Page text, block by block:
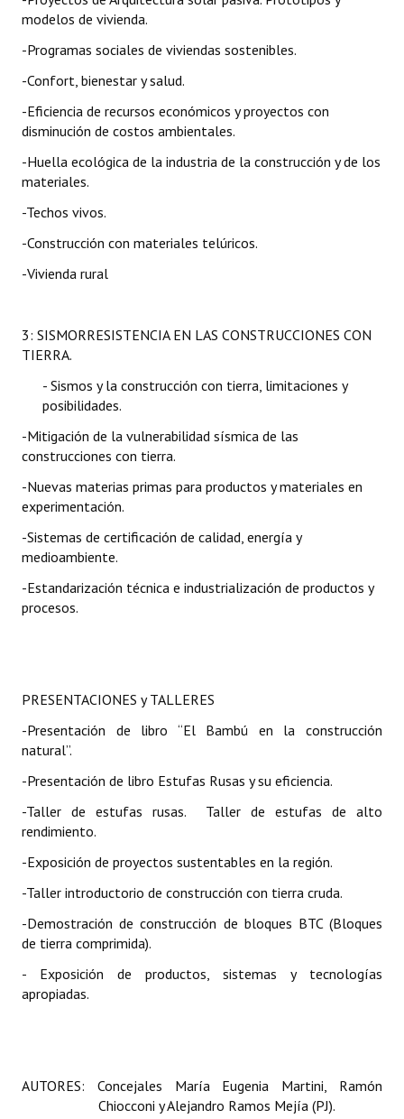
modelos de vivienda.
-Programas sociales de viviendas sostenibles.
-Confort, bienestar y salud.
-Eficiencia de recursos económicos y proyectos con
disminución de costos ambientales.
-Huella ecológica de la industria de la construcción y de los
materiales.
-Techos vivos.
-Construcción con materiales telúricos.
-Vivienda rural
3: SISMORRESISTENCIA EN LAS CONSTRUCCIONES CON
TIERRA.
- Sismos y la construcción con tierra, limitaciones y
posibilidades.
-Mitigación de la vulnerabilidad sísmica de las
construcciones con tierra.
-Nuevas materias primas para productos y materiales en
experimentación.
-Sistemas de certificación de calidad, energía y
medioambiente.
-Estandarización técnica e industrialización de productos y
procesos.
PRESENTACIONES y TALLERES
-Presentación de libro “El Bambú en la construcción
natural”.
-Presentación de libro Estufas Rusas y su eficiencia.
-Taller de estufas rusas. Taller de estufas de alto
rendimiento.
-Exposición de proyectos sustentables en la región.
-Taller introductorio de construcción con tierra cruda.
-Demostración de construcción de bloques BTC (Bloques
de tierra comprimida).
- Exposición de productos, sistemas y tecnologías
apropiadas.
AUTORES: Concejales María Eugenia Martini, Ramón
Chiocconi y Alejandro Ramos Mejía (PJ).